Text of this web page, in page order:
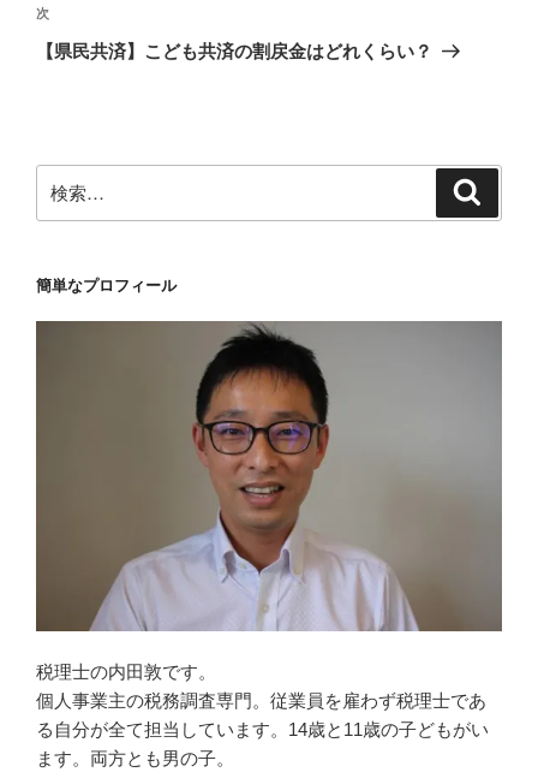
ゲ
ー
次
の
次
【県民共済】こども共済の割戻金はどれくらい？
索:
簡単なプロフィール
税理士の内田敦です。
個人事業主の税務調査専門。従業員を雇わず税理士であ
る自分が全て担当しています。14歳と11歳の子どもがい
ます。両方とも男の子。